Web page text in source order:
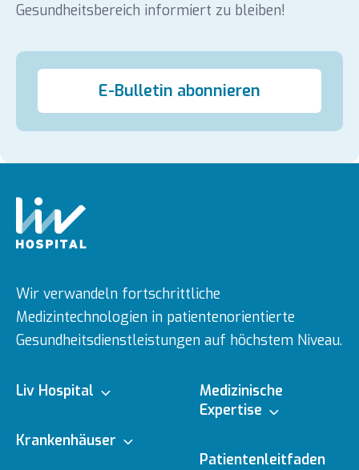
Gesundheitsbereich informiert zu bleiben!
E-Bulletin abonnieren
Wir verwandeln fortschrittliche
Medizintechnologien in patientenorientierte
Gesundheitsdienstleistungen auf höchstem Niveau.
Liv Hospital
Krankenhäuser
Medizinische
Expertise
Patientenleitfaden